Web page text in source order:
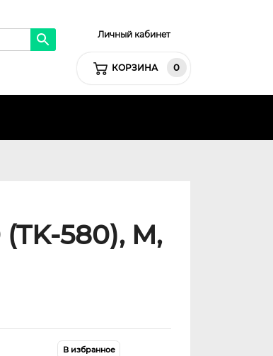
Личный кабинет
КОРЗИНА 0
580), M,
В избранное